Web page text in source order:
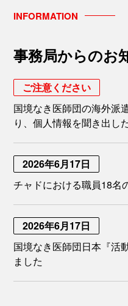
INFORMATION
事務局からのお
ご注意ください
国境なき医師団の海外派
り、個人情報を聞き出し
2026年6月17日
チャドにおける職員18名
2026年6月17日
国境なき医師団日本『活
ました